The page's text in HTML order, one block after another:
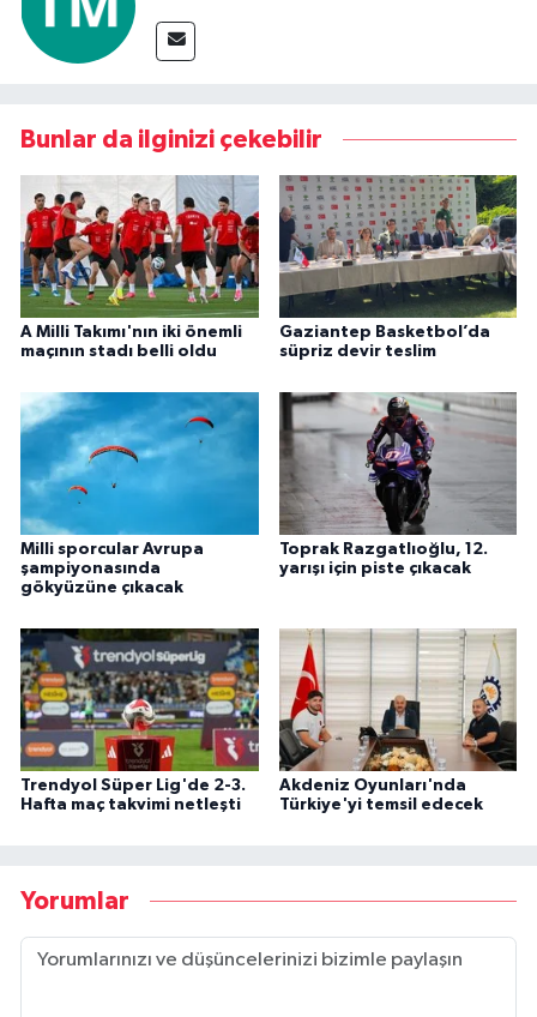
Bunlar da ilginizi çekebilir
A Milli Takımı'nın iki önemli
maçının stadı belli oldu
Gaziantep Basketbol’da
süpriz devir teslim
Milli sporcular Avrupa
şampiyonasında
gökyüzüne çıkacak
Toprak Razgatlıoğlu, 12.
yarışı için piste çıkacak
Trendyol Süper Lig'de 2-3.
Hafta maç takvimi netleşti
Akdeniz Oyunları'nda
Türkiye'yi temsil edecek
Yorumlar